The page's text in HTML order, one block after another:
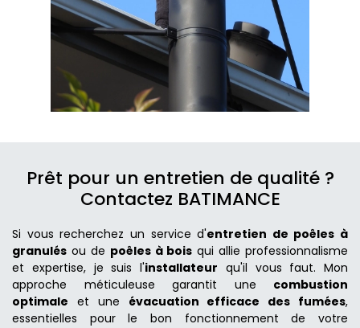
Prêt pour un entretien de qualité ?
Contactez BATIMANCE
Si vous recherchez un service d'entretien de poêles à
granulés ou de poêles à bois qui allie professionnalisme
et expertise, je suis l'installateur qu'il vous faut. Mon
approche méticuleuse garantit une combustion
optimale et une évacuation efficace des fumées,
essentielles pour le bon fonctionnement de votre